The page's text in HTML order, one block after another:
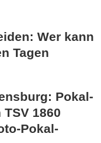
Wer kann
Tagen
Pokal-
1860
Pokal-